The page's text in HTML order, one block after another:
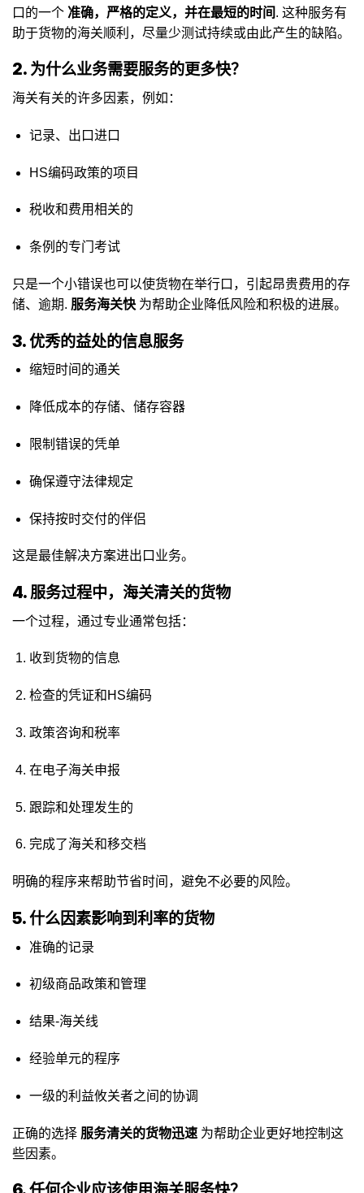
口的一个 准确，严格的定义，并在最短的时间 . 这种服务有
助于货物的海关顺利，尽量少测试持续或由此产生的缺陷。
2. 为什么业务需要服务的更多快？
海关有关的许多因素，例如：
记录、出口进口
HS编码政策的项目
税收和费用相关的
条例的专门考试
只是一个小错误也可以使货物在举行口，引起昂贵费用的存
储、逾期. 服务海关快 为帮助企业降低风险和积极的进展。
3. 优秀的益处的信息服务
缩短时间的通关
降低成本的存储、储存容器
限制错误的凭单
确保遵守法律规定
保持按时交付的伴侣
这是最佳解决方案进出口业务。
4. 服务过程中，海关清关的货物
一个过程，通过专业通常包括：
收到货物的信息
检查的凭证和HS编码
政策咨询和税率
在电子海关申报
跟踪和处理发生的
完成了海关和移交档
明确的程序来帮助节省时间，避免不必要的风险。
5. 什么因素影响到利率的货物
准确的记录
初级商品政策和管理
结果-海关线
经验单元的程序
一级的利益攸关者之间的协调
正确的选择 服务清关的货物迅速 为帮助企业更好地控制这
些因素。